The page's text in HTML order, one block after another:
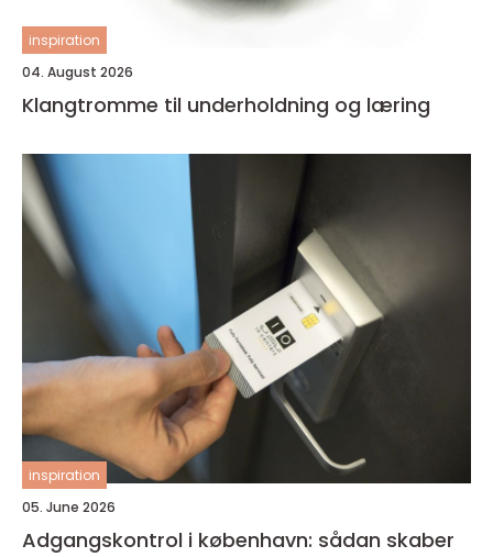
inspiration
04. August 2026
Klangtromme til underholdning og læring
inspiration
05. June 2026
Adgangskontrol i københavn: sådan skaber